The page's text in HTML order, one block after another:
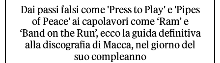
Dai passi falsi come 'Press to Play' e 'Pipes
of Peace' ai capolavori come ‘Ram’ e
‘Band on the Run’, ecco la guida definitiva
alla discografia di Macca, nel giorno del
suo compleanno